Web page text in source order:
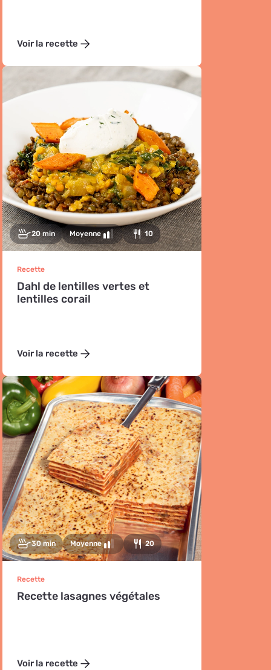
Voir la recette
20 min Moyenne 10
Recette
Dahl de lentilles vertes et
lentilles corail
Voir la recette
30 min Moyenne 20
Recette
Recette lasagnes végétales
Voir la recette